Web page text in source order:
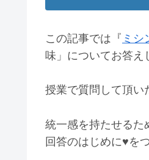
この記事では『 ミシ
味」についてお答え
授業で質問して頂い
統一感を持たせるた
回答のはじめに♥を